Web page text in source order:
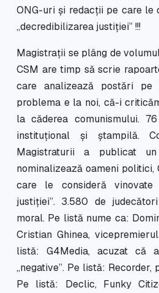
ONG-uri și redacții pe care le
„decredibilizarea justiției” !!!
Magistrații se plâng de
CSM are timp să scrie
care analizează postări pe
problema e la noi, că-i
la căderea comunismului.
instituțional și ștampilă.
Magistraturii a publicat
nominalizează oameni
care le consideră vinovate
justiției”. 3.580 de
moral. Pe listă nume ca:
Cristian Ghinea,
listă: G4Media, acuzat că
„negative”. Pe listă: Recorder,
Pe listă: Declic, Funky